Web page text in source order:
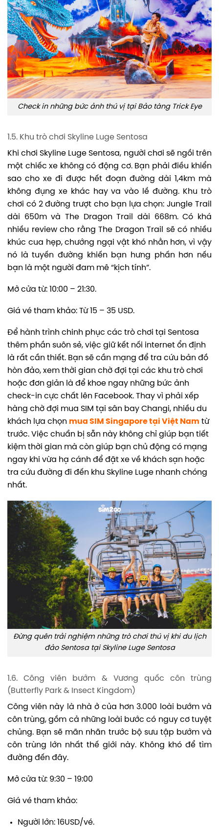
Check in những bức ảnh thú vị tại Bảo tàng Trick Eye
1.5. Khu trò chơi Skyline Luge Sentosa
Khi chơi Skyline Luge Sentosa, người chơi sẽ ngồi trên
một chiếc xe không có động cơ. Bạn phải điều khiển
sao cho xe đi được hết đoạn đường dài 1,4km mà
không đụng xe khác hay va vào lề đường. Khu trò
chơi có 2 đường trượt cho bạn lựa chọn: Jungle Trail
dài 650m và The Dragon Trail dài 668m. Có khá
nhiều review cho rằng The Dragon Trail sẽ có nhiều
khúc cua hẹp, chướng ngại vật khó nhằn hơn, vì vậy
nó là tuyến đường khiến bạn hưng phấn hơn nếu
bạn là một người đam mê “kịch tính”.
Mở cửa từ: 10:00 – 21:30.
Giá vé tham khảo: Từ 15 – 35 USD.
Để hành trình chinh phục các trò chơi tại Sentosa
thêm phần suôn sẻ, việc giữ kết nối internet ổn định
là rất cần thiết. Bạn sẽ cần mạng để tra cứu bản đồ
hòn đảo, xem thời gian chờ đợi tại các khu trò chơi
hoặc đơn giản là để khoe ngay những bức ảnh
check-in cực chất lên Facebook. Thay vì phải xếp
hàng chờ đợi mua SIM tại sân bay Changi, nhiều du
khách lựa chọn mua SIM Singapore tại Việt Nam từ
trước. Việc chuẩn bị sẵn này không chỉ giúp bạn tiết
kiệm thời gian mà còn giúp bạn chủ động có mạng
ngay khi vừa hạ cánh để đặt xe về khách sạn hoặc
tra cứu đường đi đến khu Skyline Luge nhanh chóng
nhất.
Đừng quên trải nghiệm những trò chơi thú vị khi du lịch
đảo Sentosa tại Skyline Luge Sentosa
1.6. Công viên bướm & Vương quốc côn trùng
(Butterfly Park & Insect Kingdom)
Công viên này là nhà ở của hơn 3.000 loài bướm và
côn trùng, gồm cả những loài bước có nguy cơ tuyệt
chủng. Bạn sẽ mãn nhãn trước bộ sưu tập bướm và
côn trùng lớn nhất thế giới này. Không khó để tìm
đường đến đây.
Mở cửa từ: 9:30 – 19:00
Giá vé tham khảo:
Người lớn: 16USD/vé.